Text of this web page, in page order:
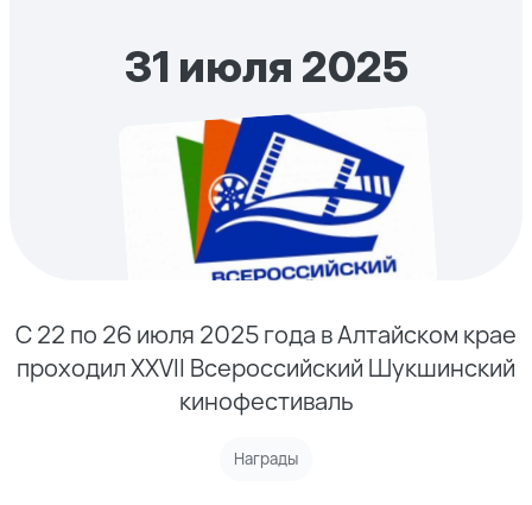
31 июля 2025
С 22 по 26 июля 2025 года в Алтайском крае
проходил XXVII Всероссийский Шукшинский
кинофестиваль
Награды